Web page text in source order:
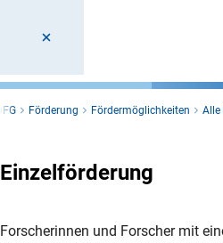
Förderung Fördermöglichkeiten Alle
Einzelförderung
Forscherinnen und Forscher mit